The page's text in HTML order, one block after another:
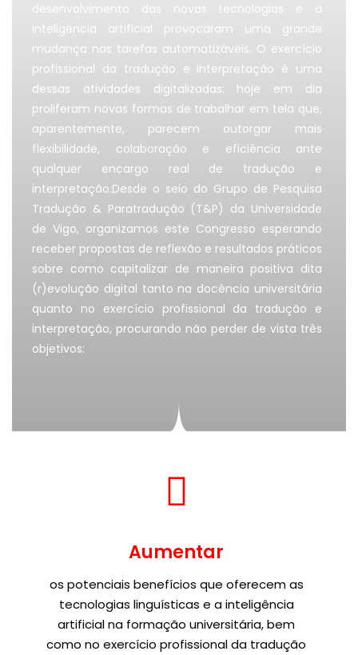
desenvolvimento das novas tecnologias e a
inteligência artificial provocaram uma grande
mudança nas tarefas automatizáveis. O exercício
profissional da tradução e interpretação é uma
dessas atividades digitalizadas: hoje em dia
proliferam novas formas de trabalhar em tela que,
aparentemente, parecem outorgar mais
flexibilidade, colaboração e eficiência ante
qualquer encargo real de tradução e
interpretação.Desde o seio do Grupo de Pesquisa
Tradução & Paratradução (T&P) da Universidade
de Vigo, organizamos este Congresso esperando
receber propostas de reflexão e resultados práticos
sobre como capitalizar de maneira positiva dita
(r)evolução digital tanto na docência universitária
quanto no exercício profissional da tradução e
interpretação, procurando não perder de vista três
objetivos:
Aumentar
os potenciais benefícios que oferecem as
tecnologias linguísticas e a inteligência
artificial na formação universitária, bem
como no exercício profissional da tradução